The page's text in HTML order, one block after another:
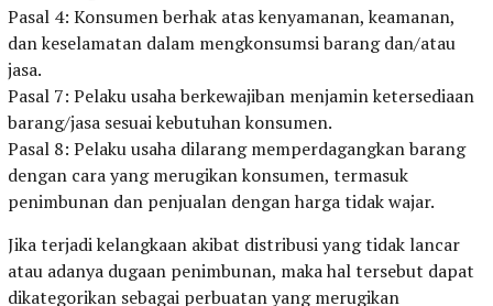
Pasal 4: Konsumen berhak atas kenyamanan, keamanan,
dan keselamatan dalam mengkonsumsi barang dan/atau
jasa.
Pasal 7: Pelaku usaha berkewajiban menjamin ketersediaan
barang/jasa sesuai kebutuhan konsumen.
Pasal 8: Pelaku usaha dilarang memperdagangkan barang
dengan cara yang merugikan konsumen, termasuk
penimbunan dan penjualan dengan harga tidak wajar.
Jika terjadi kelangkaan akibat distribusi yang tidak lancar
atau adanya dugaan penimbunan, maka hal tersebut dapat
dikategorikan sebagai perbuatan yang merugikan